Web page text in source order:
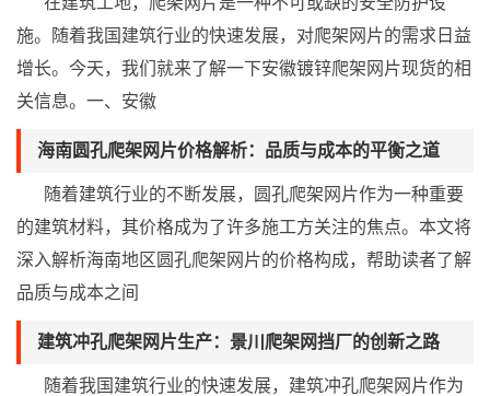
施。随着我国建筑行业的快速发展，对爬架网片的需求日益
增长。今天，我们就来了解一下安徽镀锌爬架网片现货的相
关信息。一、安徽
海南圆孔爬架网片价格解析：品质与成本的平衡之道
随着建筑行业的不断发展，圆孔爬架网片作为一种重要
的建筑材料，其价格成为了许多施工方关注的焦点。本文将
深入解析海南地区圆孔爬架网片的价格构成，帮助读者了解
品质与成本之间
建筑冲孔爬架网片生产：景川爬架网挡厂的创新之路
随着我国建筑行业的快速发展，建筑冲孔爬架网片作为